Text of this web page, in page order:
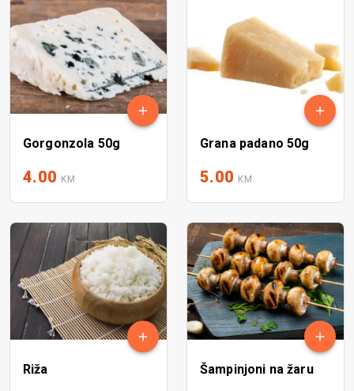
Gorgonzola 50g
4.00 KM
Grana padano 50g
5.00 KM
Riža Šampinjoni na žaru